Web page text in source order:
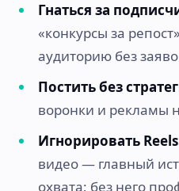
Гнаться за
«конкурсы за
аудиторию без
Постить без
воронки и рекламы
Игнорировать
видео — главный
охвата; без него